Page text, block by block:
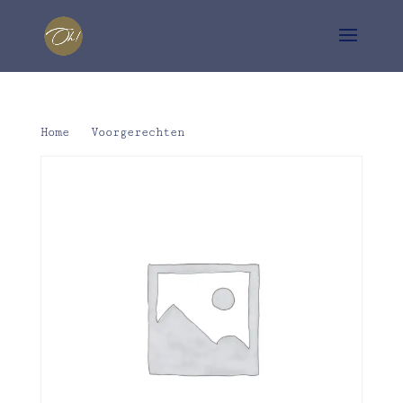
Home Voorgerechten/ Rund